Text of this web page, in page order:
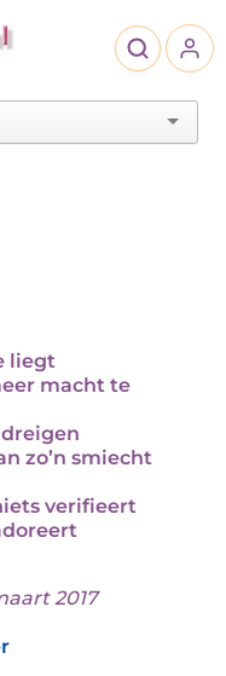
liegt
macht te
zo’n smiecht
verifieert
2017